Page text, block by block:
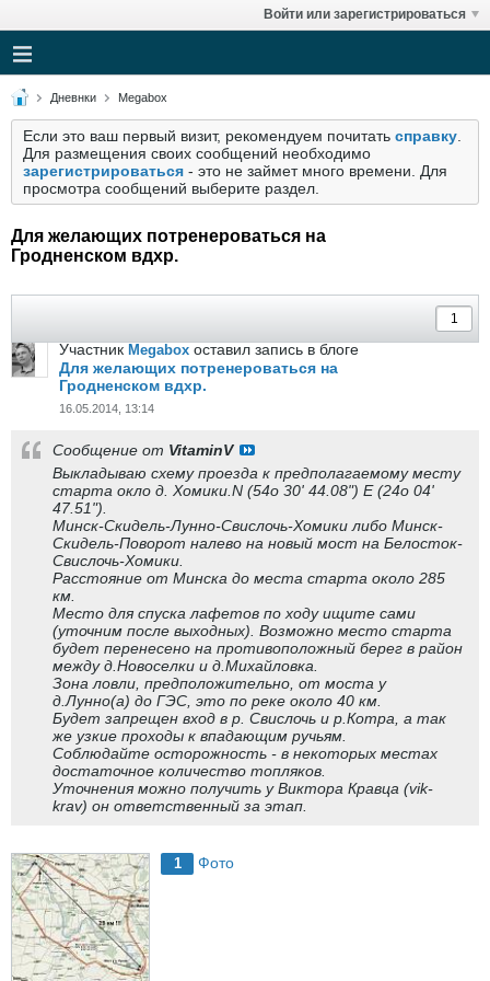
Войти или зарегистрироваться
Дневнки Megabox
Если это ваш первый визит, рекомендуем почитать справку
Для размещения своих сообщений необходимо
зарегистрироваться - это не займет много времени. Для
просмотра сообщений выберите раздел.
Для желающих потренероваться на
Гродненском вдхр.
Участник Megabox оставил запись в блоге
Для желающих потренероваться на
Гродненском вдхр.
16.05.2014, 13:14
Сообщение от VitaminV
Выкладываю схему проезда к предполагаемому месту
старта окло д. Хомики.N (54o 30' 44.08") E (24o 04'
47.51").
Минск-Скидель-Лунно-Свислочь-Хомики либо Минск-
Скидель-Поворот налево на новый мост на Белосток-
Свислочь-Хомики.
Расстояние от Минска до места старта около 285
км.
Место для спуска лафетов по ходу ищите сами
(уточним после выходных). Возможно место старта
будет перенесено на противоположный берег в район
между д.Новоселки и д.Михайловка.
Зона ловли, предположительно, от моста у
д.Лунно(а) до ГЭС, это по реке около 40 км.
Будет запрещен вход в р. Свислочь и р.Котра, а так
же узкие проходы к впадающим ручьям.
Соблюдайте осторожность - в некоторых местах
достаточное количество топляков.
Уточнения можно получить у Виктора Кравца (vik-
krav) он ответственный за этап.
1 Фото